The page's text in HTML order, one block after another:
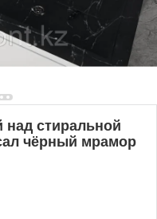
над стиральной
чёрный мрамор